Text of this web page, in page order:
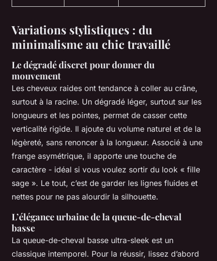
Variations stylistiques : du
minimalisme au chic travaillé
Le dégradé discret pour donner du
mouvement
Les cheveux raides ont tendance à coller au crâne,
surtout à la racine. Un dégradé léger, surtout sur les
longueurs et les pointes, permet de casser cette
verticalité rigide. Il ajoute du volume naturel et de la
légèreté, sans renoncer à la longueur. Associé à une
frange asymétrique, il apporte une touche de
caractère - idéal si vous voulez sortir du look « fille
sage ». Le tout, c’est de garder les lignes fluides et
nettes pour ne pas alourdir la silhouette.
L’élégance urbaine de la queue-de-cheval
basse
La queue-de-cheval basse ultra-sleek est un
classique intemporel. Pour la réussir, lissez d’abord